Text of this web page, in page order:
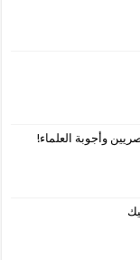
وأجوبة العلماء!